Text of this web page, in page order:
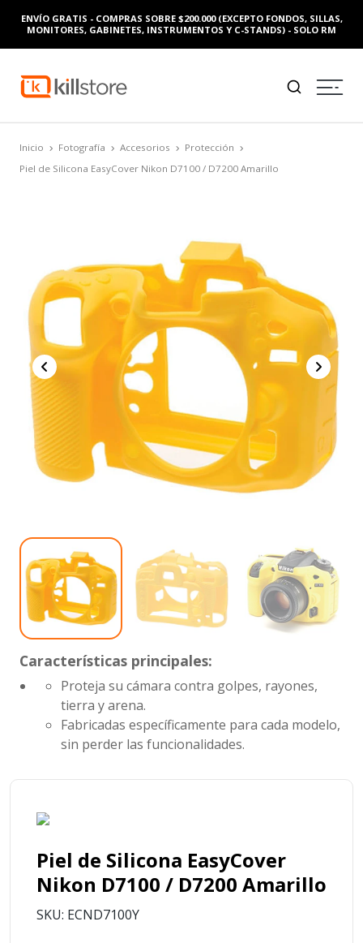
ENVÍO GRATIS - COMPRAS SOBRE $200.000 (EXCEPTO FONDOS, SILLAS,
MONITORES, GABINETES, INSTRUMENTOS Y C-STANDS) - SOLO RM
Inicio Fotografía Accesorios
Protección
Piel de Silicona EasyCover Nikon D7100 / D7200 Amarillo
Características principales:
Proteja su cámara contra golpes, rayones,
tierra y arena.
Fabricadas específicamente para cada modelo,
sin perder las funcionalidades.
Piel de Silicona EasyCover
Nikon D7100 / D7200 Amarillo
SKU: ECND7100Y